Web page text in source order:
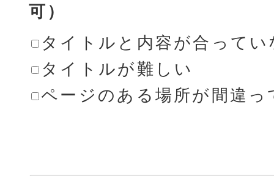
可）
タイトルと内容が合ってい
タイトルが難しい
ページのある場所が間違っ